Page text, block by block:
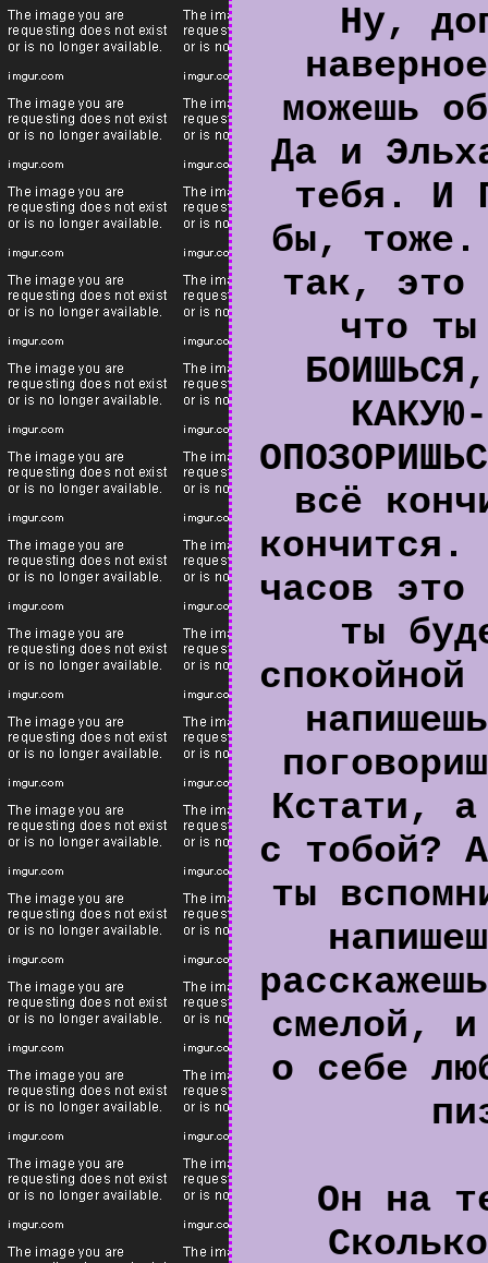
Ну,
можешь
Да и
тебя. И
бы, тоже.
так, это
что
всё
кончится.
часов это
ты
Кстати,
с тобой?
ты
смелой,
о себе
Он на